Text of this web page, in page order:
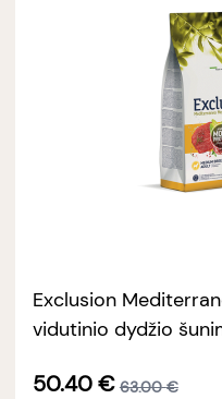
Exclusion
vidutinio dydžio
50.40€ 63.00 €